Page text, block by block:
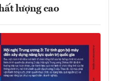
lượng cao